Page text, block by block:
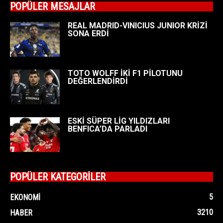
POPÜLER MESAJLAR
REAL MADRID-VINICIUS JUNIOR KRİZİ
SONA ERDİ
TOTO WOLFF İKİ F1 PİLOTUNU
DEĞERLENDİRDİ
ESKİ SÜPER LİG YILDIZLARI
BENFICA’DA PARLADI
POPÜLER KATEGORİLER
EKONOMI
5
HABER
3210